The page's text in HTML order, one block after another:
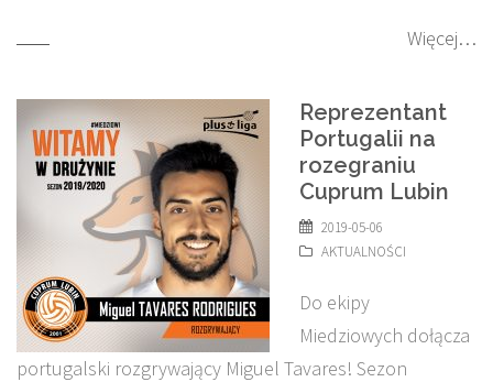
Więcej…
Reprezentant
Portugalii na
rozegraniu
Cuprum Lubin
2019-05-06
AKTUALNOŚCI
Do ekipy
Miedziowych dołącza
portugalski rozgrywający Miguel Tavares! Sezon